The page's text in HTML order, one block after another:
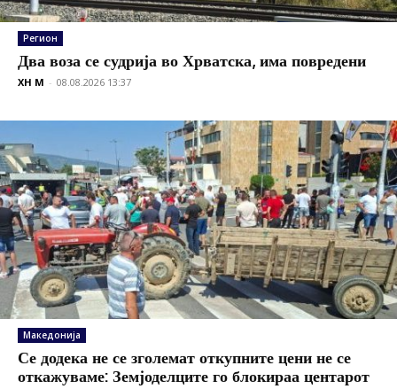
Регион
Два воза се судрија во Хрватска, има повредени
XH M - 08.08.2026 13:37
Македонија
Се додека не се зголемат откупните цени не се
откажуваме: Земјоделците го блокираа центарот